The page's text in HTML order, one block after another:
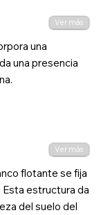
Ver más
una
una presencia
Ver más
flotante se fija
estructura da
del suelo del